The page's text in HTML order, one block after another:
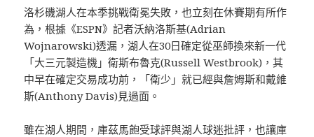
洛杉磯湖人在本季挑戰衛冕失敗，也立刻在休賽期有所作
為，根據《ESPN》記者沃納洛斯基(Adrian
Wojnarowski)透漏，湖人在30日確定從巫師換來新一代
「大三元製造機」衛斯布魯克(Russell Westbrook)，其
中早在確定交易成功前，「衛少」就已經與詹姆斯和戴維
斯(Anthony Davis)見過面。
雖在湖人期間，庫茲馬飽受球評與湖人球迷批評，也讓庫